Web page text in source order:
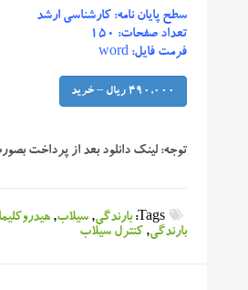
سطح پایان نامه: کارشناسی ارشد
تعداد صفحات: ۱۵۰
فرمت فایل: word
490,000 ریال – خرید
توجه: لینک دانلود بعد از پرداخت
Tags: بارندگی,سیلاب,
بارندگی, کنترل سیلاب